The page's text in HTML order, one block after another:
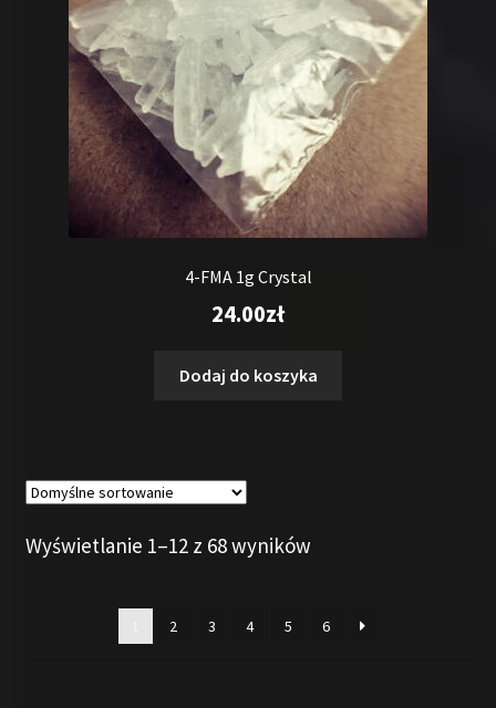
4-FMA 1g Crystal
24.00zł
Dodaj do koszyka
Wyświetlanie 1–12 z 68 wyników
2 3 4 5 6